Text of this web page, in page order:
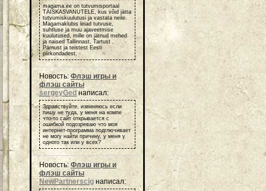
magama.ee on tutvumisportaal
TÄISKASVANUTELE, kus võid jätta
tutvumiskuulutusi ja vastata neile.
Magamaklubis leiad tutvuse,
suhtluse ja muu ajaveetmise
kuulutused, mille on jätnud mehed
ja naised Tallinnast, Tartust ,
Pärnust ja teistest Eesti
piirkondadest.
Новость: Флэш игры и
флэш сайты
sergeyGed написал:
Здравствуйте, извиняюсь если
пишу не туда, у меня на компе
что-то сайт открывается с
ошибкой подозреваю что моя
интернет-программа подглючивает
не могу найти причину, у меня у
одного так или у всех?
Новость: Флэш игры и
флэш сайты
NewPartnerscig написал: